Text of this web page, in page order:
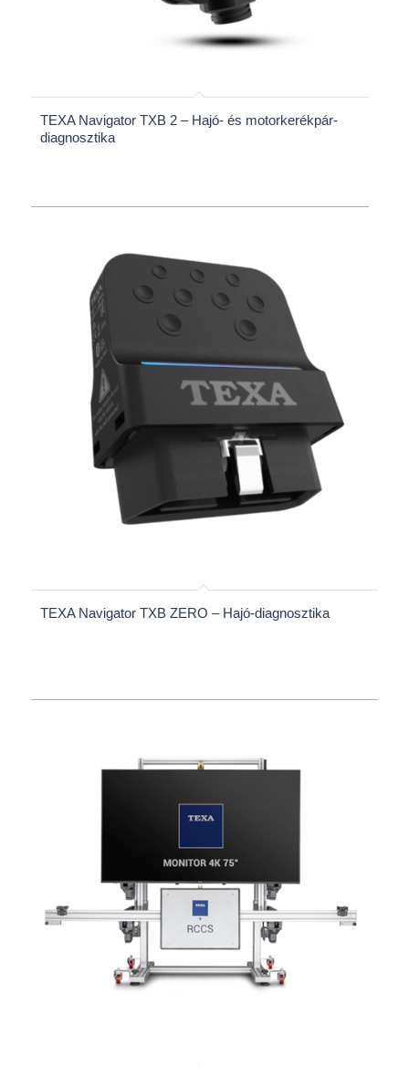
TEXA Navigator TXB 2 – Hajó- és motorkerékpár-
diagnosztika
TEXA Navigator TXB ZERO – Hajó-diagnosztika